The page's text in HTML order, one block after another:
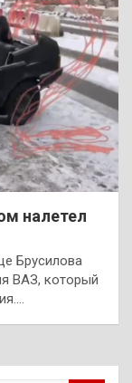
налетел
Брусилова
ВАЗ, который